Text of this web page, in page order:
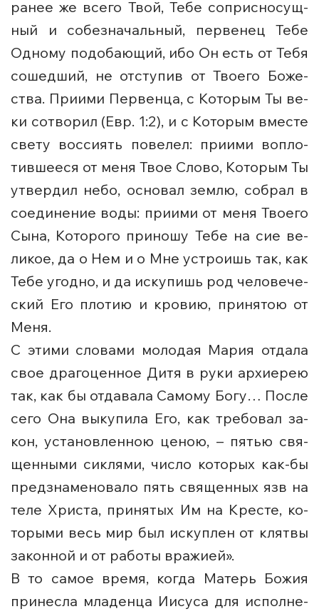
ра­нее же все­го Твой, Те­бе со­прис­но­сущ­
ный и со­без­на­чаль­ный, пер­ве­нец Те­бе
Од­но­му по­до­ба­ю­щий, ибо Он есть от Те­бя
со­шед­ший, не от­сту­пив от Тво­е­го Бо­же­
ства. При­и­ми Пер­вен­ца, с Ко­то­рым Ты ве­
ки со­тво­рил (Евр. 1:2), и с Ко­то­рым вме­сте
све­ту воссиять по­ве­лел: при­и­ми во­пло­
тив­ше­е­ся от ме­ня Твое Сло­во, Ко­то­рым Ты
утвер­дил небо, ос­но­вал зем­лю, со­брал в
со­еди­не­ние воды: при­и­ми от ме­ня Тво­е­го
Сы­на, Ко­то­ро­го при­но­шу Те­бе на сие ве­
ли­кое, да о Нем и о Мне устро­ишь так, как
Те­бе угод­но, и да ис­ку­пишь род че­ло­ве­че­
ский Его пло­тию и кро­вию, при­ня­тою от
Ме­ня.
С этими словами молодая Мария отдала
свое драгоценное Дитя в руки архиерею
так, как бы отдавала Самому Богу… По­сле
се­го Она вы­ку­пи­ла Его, как тре­бо­вал за­
кон, уста­нов­лен­ною це­ною, – пя­тью свя­
щен­ны­ми сик­ля­ми, чис­ло ко­то­рых ка­к-бы
пред­зна­ме­но­ва­ло пять свя­щен­ных язв на
те­ле Хри­ста, при­ня­тых Им на Кре­сте, ко­
то­ры­ми весь мир был ис­куп­лен от клят­вы
за­конной и от ра­бо­ты вра­жи­ей».
В то са­мое вре­мя, ко­гда Ма­терь Бо­жия
при­нес­ла мла­ден­ца Иису­са для ис­пол­не­